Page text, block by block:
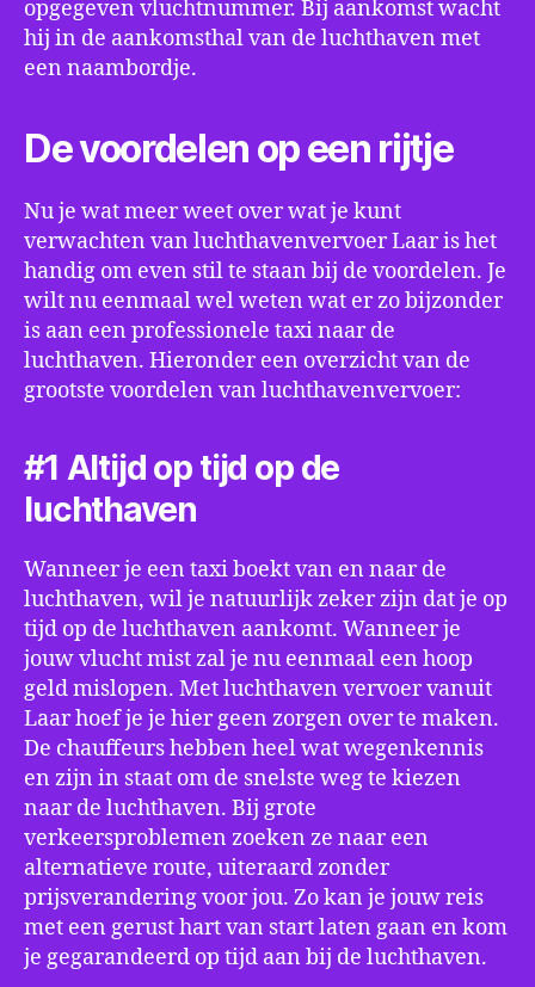
opgegeven vluchtnummer. Bij aankomst wacht
hij in de aankomsthal van de luchthaven met
een naambordje.
De voordelen op een rijtje
Nu je wat meer weet over wat je kunt
verwachten van luchthavenvervoer Laar is het
handig om even stil te staan bij de voordelen. Je
wilt nu eenmaal wel weten wat er zo bijzonder
is aan een professionele taxi naar de
luchthaven. Hieronder een overzicht van de
grootste voordelen van luchthavenvervoer:
#1 Altijd op tijd op de
luchthaven
Wanneer je een taxi boekt van en naar de
luchthaven, wil je natuurlijk zeker zijn dat je op
tijd op de luchthaven aankomt. Wanneer je
jouw vlucht mist zal je nu eenmaal een hoop
geld mislopen. Met luchthaven vervoer vanuit
Laar hoef je je hier geen zorgen over te maken.
De chauffeurs hebben heel wat wegenkennis
en zijn in staat om de snelste weg te kiezen
naar de luchthaven. Bij grote
verkeersproblemen zoeken ze naar een
alternatieve route, uiteraard zonder
prijsverandering voor jou. Zo kan je jouw reis
met een gerust hart van start laten gaan en kom
je gegarandeerd op tijd aan bij de luchthaven.